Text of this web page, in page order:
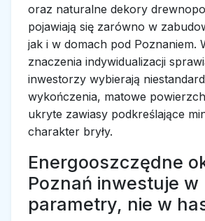
oraz naturalne dekory
pojawiają się zarówno w
jak i w domach pod Poznaniem.
znaczenia indywidualizacji
inwestorzy wybierają
wykończenia, matowe
ukryte zawiasy podkreślające
charakter bryły.
Energooszczędne
Poznań inwestuje w
parametry, nie w